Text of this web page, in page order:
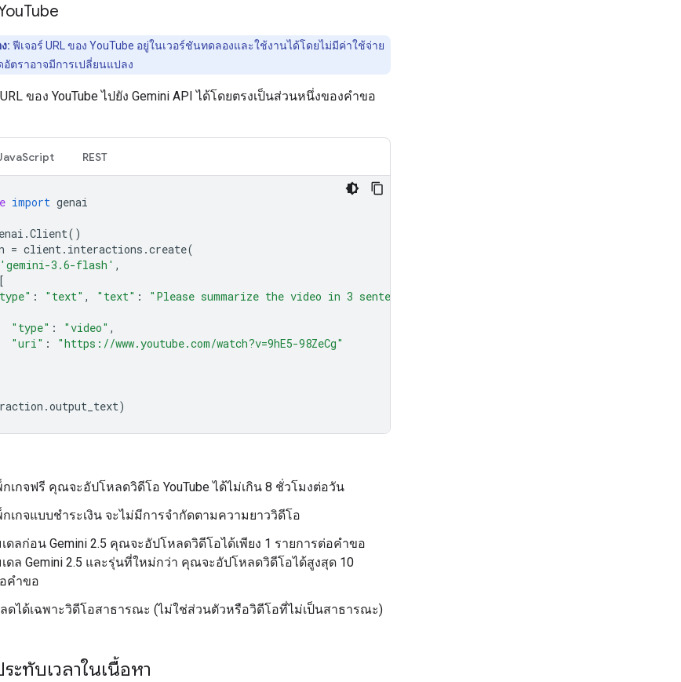
Tube
: ฟีเจอร์ URL ของ YouTube อยู่ในเวอร์ชันทดลองและใช้งานได้โดยไม่มีค่าใช้จ่าย
ตราอาจมีการเปลี่ยนแปลง
ของ YouTube ไปยัง Gemini API ได้โดยตรงเป็นส่วนหนึ่งของคำขอ
REST
import genai
.Client()
= client. interactions .create(
'gemini-3.6-flash' ,
[
: "text" , "text" : "Please summarize the video in 3 sentences."
"type" : "video" ,
"uri" :
"https://www.youtube.com/watch?v=9hE5-98ZeCg"
.output_text)
เกจฟรี คุณจะอัปโหลดวิดีโอ YouTube ได้ไม่เกิน 8 ชั่วโมงต่อวัน
เกจแบบชำระเงิน จะไม่มีการจำกัดตามความยาววิดีโอ
ดลก่อน Gemini 2.5 คุณจะอัปโหลดวิดีโอได้เพียง 1 รายการต่อคำขอ
ดล Gemini 2.5 และรุ่นที่ใหม่กว่า คุณจะอัปโหลดวิดีโอได้สูงสุด 10
คำขอ
ได้เฉพาะวิดีโอสาธารณะ (ไม่ใช่ส่วนตัวหรือวิดีโอที่ไม่เป็นสาธารณะ)
ะทับเวลาในเนื้อหา